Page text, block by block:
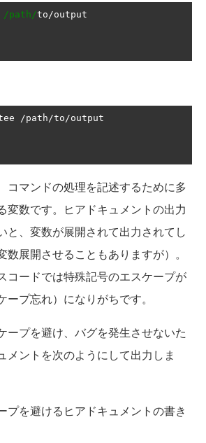
/path/to/
/path/to/
コマンドの処理を記述するために多
変数です。ヒアドキュメントの出力
と、変数が展開されて出力されてし
数展開させることもありますが）。
コードでは特殊記号のエスケープが
プ忘れ）になりがちです。
ープを避け、バグを発生させないた
メントを次のようにして出力しま
プを避けるヒアドキュメントの書き